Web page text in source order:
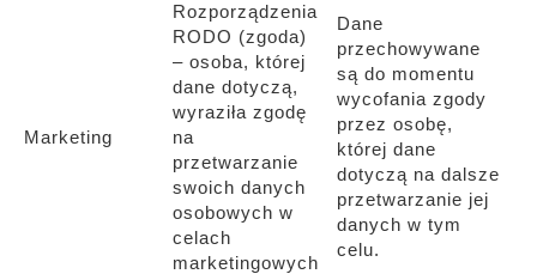
Marketing
Rozporządzenia
RODO (zgoda)
– osoba, której
dane dotyczą,
wyraziła zgodę
na
przetwarzanie
swoich danych
osobowych w
celach
marketingowych
Dane
przechowywane
są do momentu
wycofania zgody
przez osobę,
której dane
dotyczą na dalsze
przetwarzanie jej
danych w tym
celu.